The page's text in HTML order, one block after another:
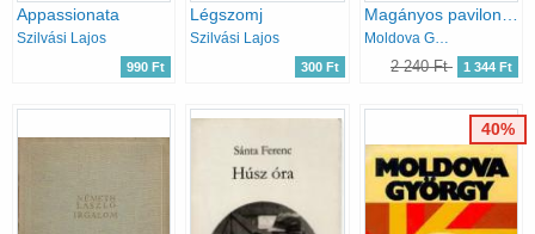
Appassionata
Szilvási Lajos
990 Ft
Légszomj
Szilvási Lajos
300 Ft
Moldova György
2 240 Ft 1 344 Ft
40%